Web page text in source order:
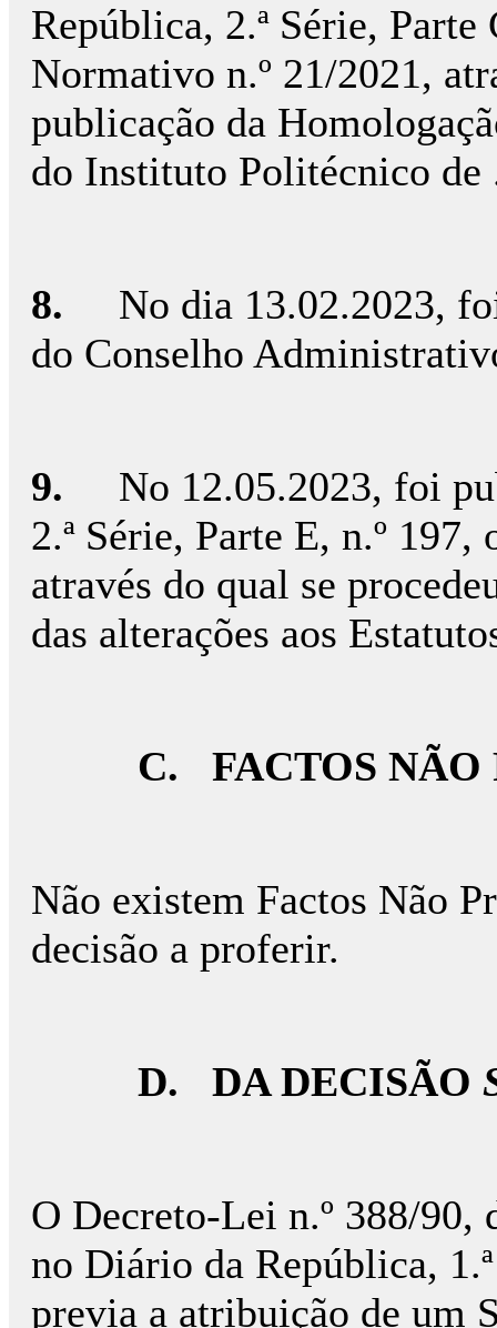
República, 2.ª Série, Parte
Normativo n.º 21/2021,
publicação da
do Instituto Politécnico de
8. No dia 13.02.2023,
do Conselho
9. No 12.05.2023, foi
2.ª Série, Parte E, n.º
através do qual se
das alterações aos
C. FACTOS NÃO
Não existem Factos Não
decisão a proferir.
D. DA DECISÃO
O Decreto-Lei n.º 388/90,
no Diário da República,
previa a atribuição de um